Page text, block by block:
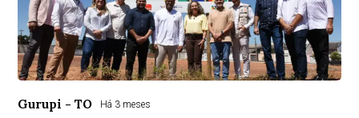
Gurupi - TO Há 3 meses